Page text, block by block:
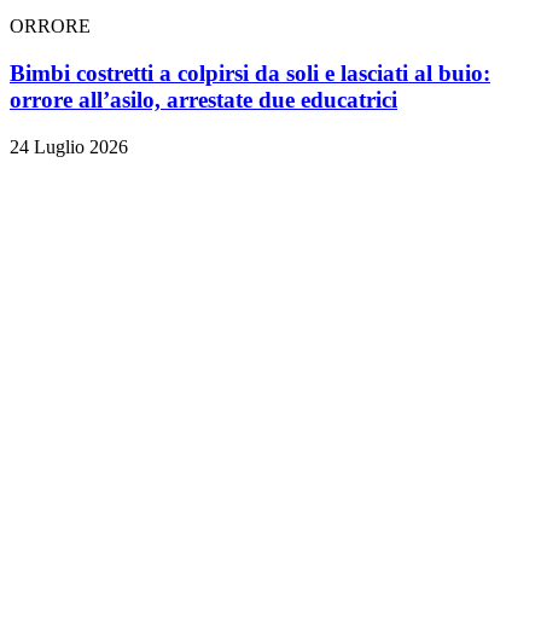
ORRORE
Bimbi costretti a colpirsi da soli e lasciati al buio:
orrore all’asilo, arrestate due educatrici
24 Luglio 2026